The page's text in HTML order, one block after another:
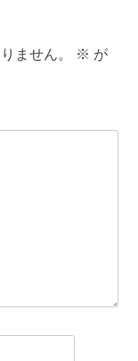
ません。 ※ が